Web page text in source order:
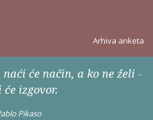
Arhiva anketa
će način, a ko ne želi -
će izgovor.
Pikaso